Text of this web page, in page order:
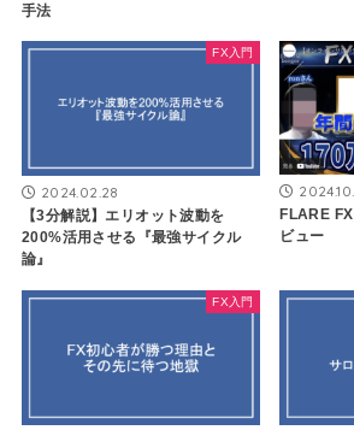
手法
FX入門
2024.02.28
【3分解説】エリオット波動を
200%活用させる『最強サイクル
論』
FLARE
ビュー
FX入門